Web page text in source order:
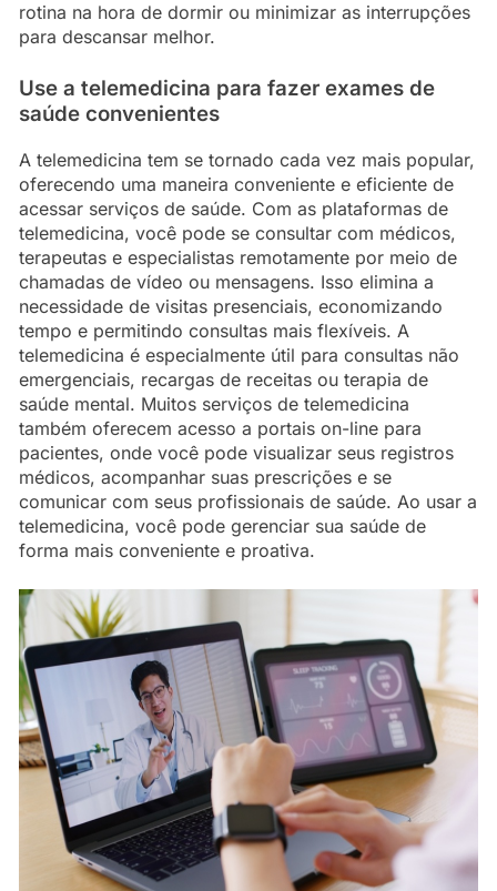
rotina na hora de dormir ou minimizar as interrupções
para descansar melhor.
Use a telemedicina para fazer exames de
saúde convenientes
A telemedicina tem se tornado cada vez mais popular,
oferecendo uma maneira conveniente e eficiente de
acessar serviços de saúde. Com as plataformas de
telemedicina, você pode se consultar com médicos,
terapeutas e especialistas remotamente por meio de
chamadas de vídeo ou mensagens. Isso elimina a
necessidade de visitas presenciais, economizando
tempo e permitindo consultas mais flexíveis. A
telemedicina é especialmente útil para consultas não
emergenciais, recargas de receitas ou terapia de
saúde mental. Muitos serviços de telemedicina
também oferecem acesso a portais on-line para
pacientes, onde você pode visualizar seus registros
médicos, acompanhar suas prescrições e se
comunicar com seus profissionais de saúde. Ao usar a
telemedicina, você pode gerenciar sua saúde de
forma mais conveniente e proativa.